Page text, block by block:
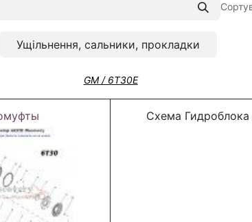
Ущільнення, сальники, прокладки
GM / 6T30E
Схема Гидроблока